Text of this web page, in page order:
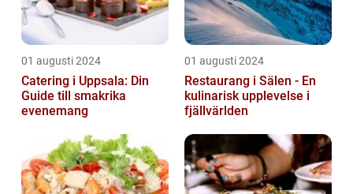
01 augusti 2024
Catering i Uppsala: Din
Guide till smakrika
evenemang
01 augusti 2024
Restaurang i Sälen - En
kulinarisk upplevelse i
fjällvärlden